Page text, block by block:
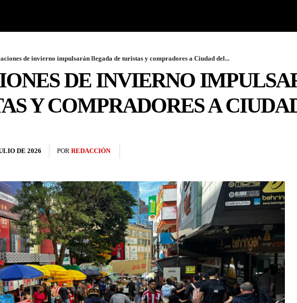
de invierno impulsarán llegada de turistas y compradores a Ciudad del...
DE INVIERNO
Y COMPRADORES A
DE 2026 POR REDACCIÓN